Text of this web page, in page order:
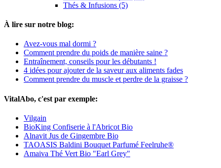
Thés & Infusions (5)
À lire sur notre blog:
Avez-vous mal dormi ?
Comment prendre du poids de manière saine ?
Entraînement, conseils pour les débutants !
4 idées pour ajouter de la saveur aux aliments fades
Comment prendre du muscle et perdre de la graisse ?
VitalAbo, c'est par exemple:
Vilgain
BioKing Confiserie à l'Abricot Bio
Alnavit Jus de Gingembre Bio
TAOASIS Baldini Bouquet Parfumé Feelruhe®
Amaiva Thé Vert Bio "Earl Grey"